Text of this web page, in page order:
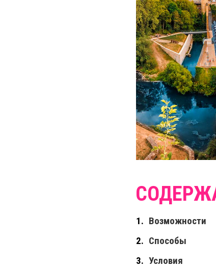
Возможности
Способы
Условия